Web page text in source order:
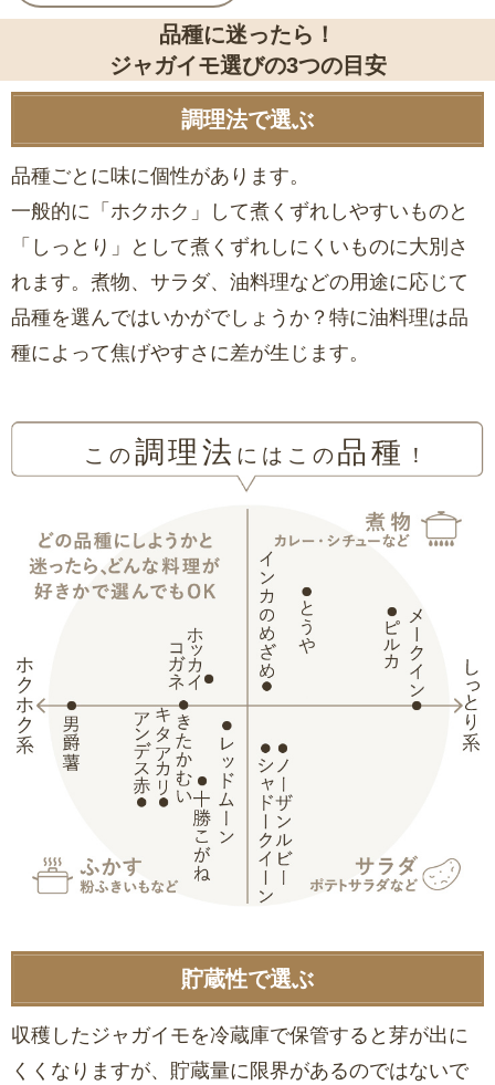
品種に迷ったら！
ジャガイモ選びの3つの目安
調理法で選ぶ
品種ごとに味に個性があります。
一般的に「ホクホク」して煮くずれしやすいものと
「しっとり」として煮くずれしにくいものに大別さ
れます。煮物、サラダ、油料理などの用途に応じて
品種を選んではいかがでしょうか？特に油料理は品
種によって焦げやすさに差が生じます。
この調理法 にはこの品種 ！
貯蔵性で選ぶ
収穫したジャガイモを冷蔵庫で保管すると芽が出に
くくなりますが、貯蔵量に限界があるのではないで